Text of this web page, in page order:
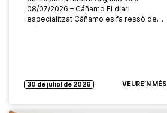
08/07/2026 – Cáñamo El diari
especialitzat Cáñamo es fa ressò de…
30 de juliol de 2026 VEURE’N MÉS